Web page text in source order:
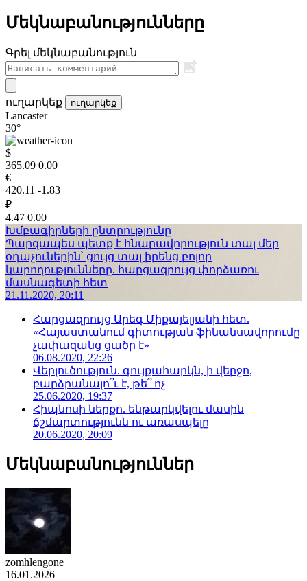
Մեկնաբանությունները
Գրել մեկնաբանություն
ուղարկեք ուղարկեք
Lancaster
30°
$
365.09 0.00
€
420.11 -1.83
₽
4.47 0.00
Խմբագիրների ընտրությունը
Պարզապես պետք է հնարավորություն տալ մեր
օդաչուներին՝ ցույց տալ իրենց բոլոր
կարողությունները. հարցազրույց փորձառու
մասնագետի հետ
21.11.2020, 20:11
Հարցազրույց Արեգ Միքայելյանի հետ.
«Հայաստանում գիտության ֆինանսավորումը
չափազանց ցածր է»
06.08.2020, 22:26
Վերլուծություն. գույքահարկն, ի վերջո,
բարձրանալո՞ւ է, թե՞ ոչ
25.06.2020, 19:37
Հիպնոսի ներքո. ենթարկվելու մասին
ճշմարտությունն ու առասպելը
20.06.2020, 20:09
Մեկնաբանություններ
zomhlengone
16.01.2026